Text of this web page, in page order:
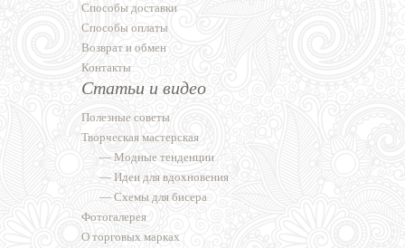
Способы доставки
Способы оплаты
Возврат и обмен
Контакты
Статьи и видео
Полезные советы
Творческая мастерская
— Модные тенденции
— Идеи для вдохновения
— Схемы для бисера
Фотогалерея
О торговых марках